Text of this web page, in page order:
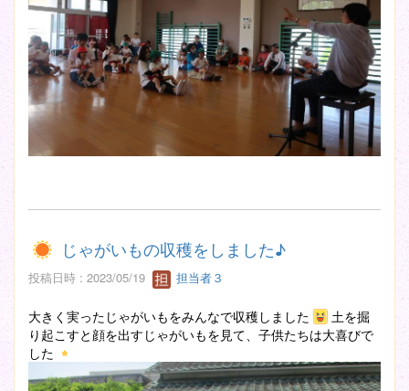
じゃがいもの収穫をしました♪
投稿日時 : 2023/05/19 担当者３
大きく実ったじゃがいもをみんなで収穫しました
土を掘
り起こすと顔を出すじゃがいもを見て、子供たちは大喜びで
した